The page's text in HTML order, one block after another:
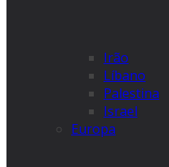
Irão
Líbano
Palestina
Israel
Europa